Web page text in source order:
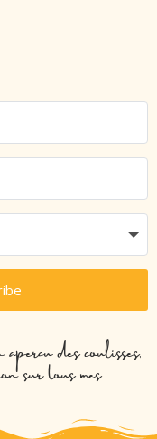
des coulisses,
sur tous mes